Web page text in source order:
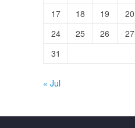
17
18 19 20
24
25 26 27
31
« Jul